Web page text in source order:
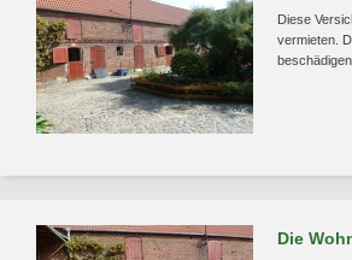
Diese
vermieten.
Die